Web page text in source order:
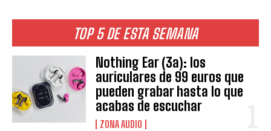
TOP 5 DE ESTA SEMANA
Nothing Ear (3a): los
auriculares de 99 euros que
pueden grabar hasta lo que
acabas de escuchar
ZONA AUDIO